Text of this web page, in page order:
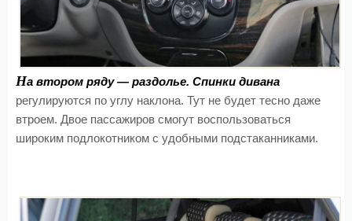
На втором ряду — раздолье. Спинки дивана
регулируются по углу наклона. Тут не будет тесно даже
втроем. Двое пассажиров смогут воспользоваться
широким подлокотником с удобными подстаканниками.